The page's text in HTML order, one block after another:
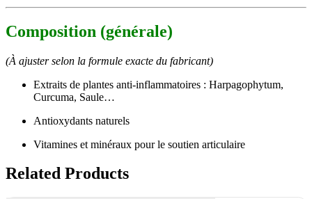
Composition (générale)
(À ajuster selon la formule exacte du fabricant)
Extraits de plantes anti-inflammatoires : Harpagophytum,
Curcuma, Saule…
Antioxydants naturels
Vitamines et minéraux pour le soutien articulaire
Related Products